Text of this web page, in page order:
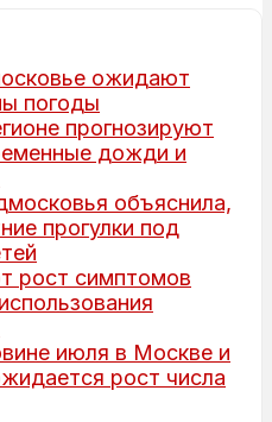
ожидают
погоды
прогнозируют
дожди и
объяснила,
прогулки под
рост симптомов
июля в Москве и
рост числа